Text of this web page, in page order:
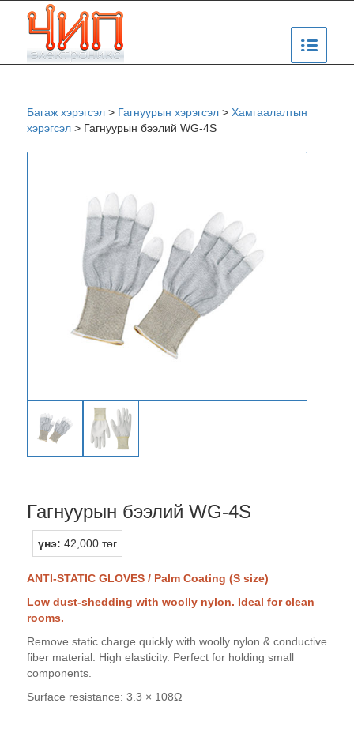
Багаж хэрэгсэл> Гагнуурын хэрэгсэл> Хамгаалалтын
хэрэгсэл> Гагнуурын бээлий WG-4S
Гагнуурын бээлий WG-4S
үнэ: 42,000 төг
ANTI-STATIC GLOVES / Palm Coating (S size)
Low dust-shedding with woolly nylon. Ideal for clean
rooms.
Remove static charge quickly with woolly nylon & conductive
fiber material. High elasticity. Perfect for holding small
components.
Surface resistance: 3.3 × 108Ω